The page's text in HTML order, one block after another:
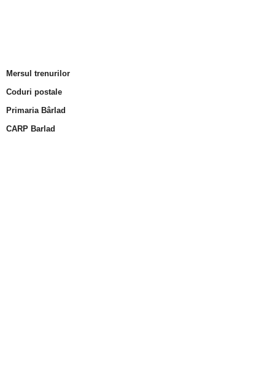
Mersul trenurilor
Coduri postale
Primaria Bârlad
CARP Barlad